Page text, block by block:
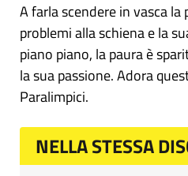
A farla scendere in vasca
problemi alla schiena e la
piano piano, la paura è
la sua passione. Adora
Paralimpici.
NELLA STESSA